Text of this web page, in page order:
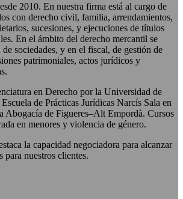
2010. En nuestra firma está al cargo de
con derecho civil, familia, arrendamientos,
sucesiones, y ejecuciones de títulos
En el ámbito del derecho mercantil se
sociedades, y en el fiscal, de gestión de
patrimoniales, actos jurídicos y
en Derecho por la Universidad de
de Prácticas Jurídicas Narcís Sala en
Abogacía de Figueres–Alt Empordà. Cursos
en menores y violencia de género.
la capacidad negociadora para alcanzar
para nuestros clientes.